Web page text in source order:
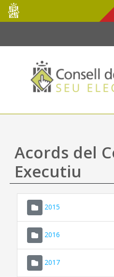
Salta al contingut principal
Consell
de
Mallorca
Acords del
Executiu
2015
2016
2017